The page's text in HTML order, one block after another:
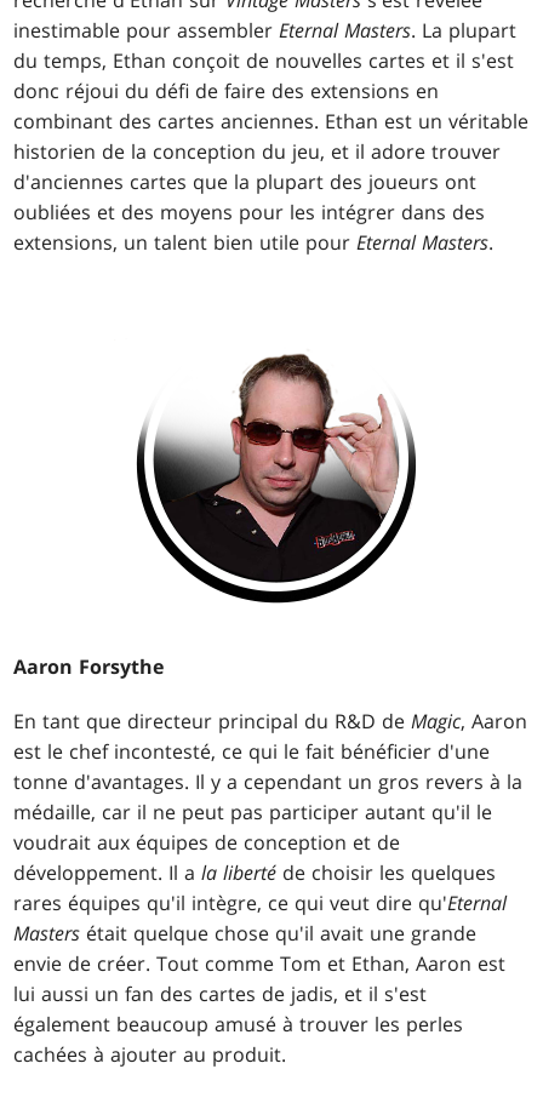
inestimable pour assemblerEternal Masters. La plupart
du temps, Ethan conçoit de nouvelles cartes et il s'est
donc réjoui du défi de faire des extensions en
combinant des cartes anciennes. Ethan est un véritable
historien de la conception du jeu, et il adore trouver
d'anciennes cartes que la plupart des joueurs ont
oubliées et des moyens pour les intégrer dans des
extensions, un talent bien utile pourEternal Masters.
Aaron Forsythe
En tant que directeur principal du R&D deMagic, Aaron
est le chef incontesté, ce qui le fait bénéficier d'une
tonne d'avantages. Il y a cependant un gros revers à la
médaille, car il ne peut pas participer autant qu'il le
voudrait aux équipes de conception et de
développement. Il ala liberté de choisir les quelques
rares équipes qu'il intègre, ce qui veut dire qu'Eternal
Masters était quelque chose qu'il avait une grande
envie de créer. Tout comme Tom et Ethan, Aaron est
lui aussi un fan des cartes de jadis, et il s'est
également beaucoup amusé à trouver les perles
cachées à ajouter au produit.